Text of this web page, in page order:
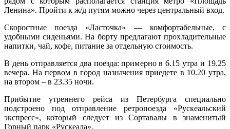
Ленина». Пройти к ж/д путям можно через центральный вход.
Скоростные поезда «Ласточка» — комфортабельные, с
удобными сиденьями. На борту предлагают прохладительные
напитки, чай, кофе, питание за отдельную стоимость.
В день отправляется два поезда: примерно в 6.15 утра и 19.25
вечера. На первом в город назначения приедете в 10.20 утра,
на втором – в 23.35 ночи.
Прибытие утреннего рейса из Петербурга специально
подстроено под отправление ретропоезда «Рускеальский
экспресс», который следует из Сортавалы в знаменитый
Горный парк «Рускеала».